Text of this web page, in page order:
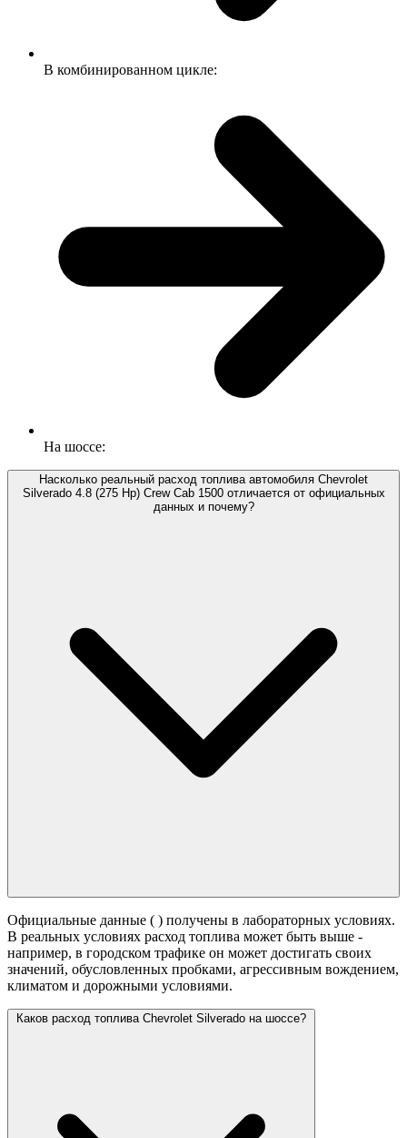
В комбинированном цикле:
На шоссе:
Насколько реальный расход топлива автомобиля Chevrolet
Silverado 4.8 (275 Hp) Crew Cab 1500 отличается от официальных
данных и почему?
Официальные данные ( ) получены в лабораторных условиях.
В реальных условиях расход топлива может быть выше -
например, в городском трафике он может достигать своих
значений, обусловленных пробками, агрессивным вождением,
климатом и дорожными условиями.
Каков расход топлива Chevrolet Silverado на шоссе?